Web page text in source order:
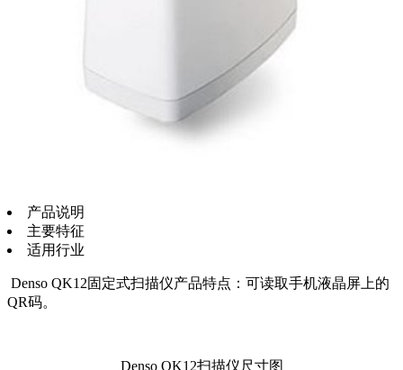
产品说明
主要特征
适用行业
Denso QK12固定式扫描仪产品特点：可读取手机液晶屏上的
QR码。
Denso QK12扫描仪尺寸图